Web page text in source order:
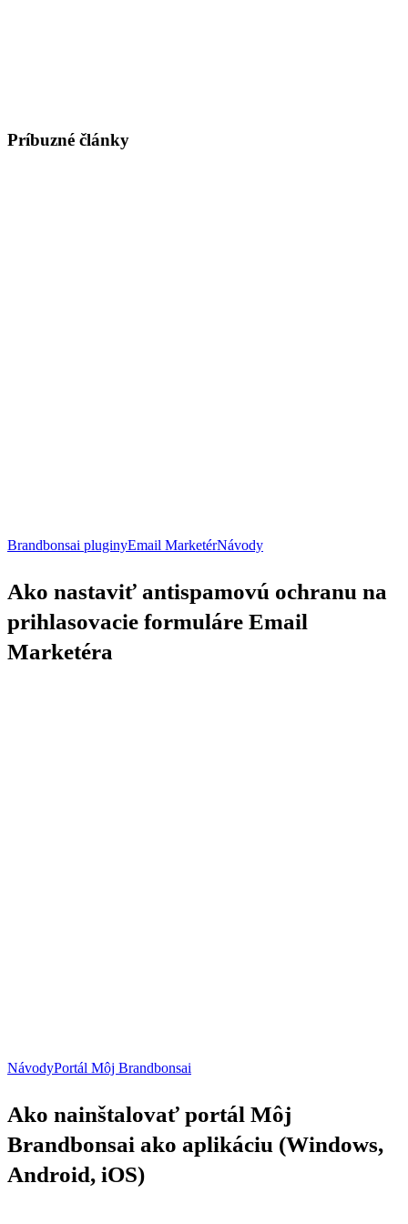
Príbuzné články
Brandbonsai pluginyEmail MarketérNávodyAko
ochranu
prihlasovacie
Ako nastaviť antispamovú ochranu na
prihlasovacie formuláre Email
Marketéra
NávodyPortál Môj Brandbonsai
Môj
Brandbonsai
ako
Ako nainštalovať portál Môj
Brandbonsai ako aplikáciu (Windows,
Android, iOS)